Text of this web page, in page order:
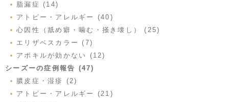
脂漏症 (14)
アトピー・アレルギー (40)
心因性（舐め癖・噛む・掻き壊し） (25)
エリザベスカラー (7)
アポキルが効かない (12)
シーズーの症例報告 (47)
膿皮症・湿疹 (2)
アトピー・アレルギー (21)